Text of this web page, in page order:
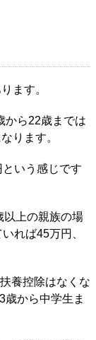
ます。
から22歳までは
ります。
いう感じです
以上の親族の場
れば45万円、
養控除はなくな
歳から中学生ま